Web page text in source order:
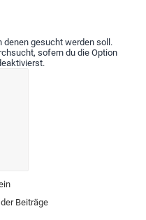
denen gesucht werden soll.
sofern du die Option
Beiträge